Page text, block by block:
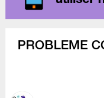
PROBLEME